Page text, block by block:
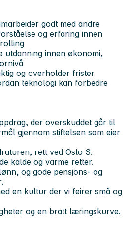
godt med andre
og erfaring innen
utdanning innen økonomi,
og overholder frister
teknologi kan forbedre
der overskuddet går til
gjennom stiftelsen som eier
rett ved Oslo S.
kalde og varme retter.
og gode pensjons- og
en kultur der vi feirer små og
og en bratt læringskurve.